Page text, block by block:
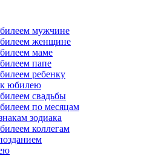
мужчине
женщине
маме
папе
ребенку
к юбилею
свадьбы
по месяцам
зодиака
коллегам